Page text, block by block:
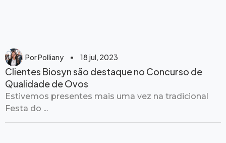
PorPolliany 18 jul, 2023
Clientes Biosyn são destaque no Concurso de
Qualidade de Ovos
Estivemos presentes mais uma vez na tradicional
Festa do ...